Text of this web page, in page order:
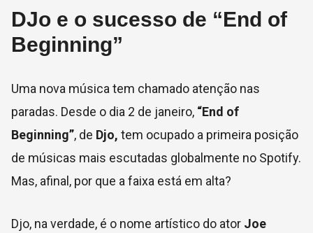
DJo e o sucesso de “End of
Beginning”
Uma nova música tem chamado atenção nas
paradas. Desde o dia 2 de janeiro, “End of
Beginning”, de Djo, tem ocupado a primeira posição
de músicas mais escutadas globalmente no Spotify.
Mas, afinal, por que a faixa está em alta?
Djo, na verdade, é o nome artístico do ator Joe